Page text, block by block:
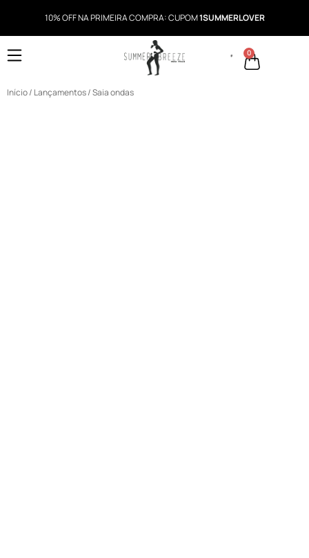
10% OFF NA PRIMEIRA COMPRA: CUPOM1SUMMERLOVER
0
Início/ Lançamentos/ Saia ondas